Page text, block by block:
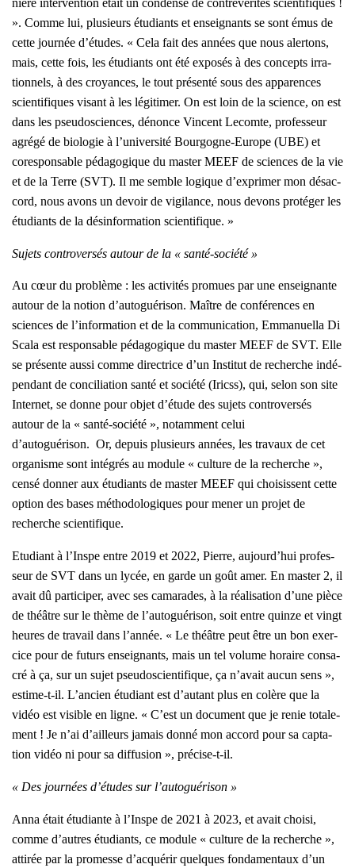
». Comme lui, plu­sieurs étu­diants et ensei­gnants se sont émus de
cette jour­née d’études. « Cela fait des années que nous aler­tons,
mais, cette fois, les étu­diants ont été expo­sés à des concepts irra­
tion­nels, à des croyances, le tout pré­sen­té sous des appa­rences
scien­ti­fiques visant à les légi­ti­mer. On est loin de la science, on est
dans les pseu­dos­ciences, dénonce Vincent Lecomte, pro­fes­seur
agré­gé de bio­lo­gie à l’université Bour­gogne-Europe (UBE) et
cores­pon­sable péda­go­gique du mas­ter MEEF de sciences de la vie
et de la Terre (SVT). Il me semble logique d’exprimer mon désac­
cord, nous avons un devoir de vigi­lance, nous devons pro­té­ger les
étu­diants de la dés­in­for­ma­tion scien­ti­fique. »
Sujets contro­ver­sés autour de la « san­té-socié­té »
Au cœur du pro­blème : les acti­vi­tés pro­mues par une ensei­gnante
autour de la notion d’autoguérison. Maître de confé­rences en
sciences de l’information et de la com­mu­ni­ca­tion, Emma­nuel­la Di
Sca­la est res­pon­sable péda­go­gique du mas­ter MEEF de SVT. Elle
se pré­sente aus­si comme direc­trice d’un Ins­ti­tut de recherche indé­
pen­dant de conci­lia­tion san­té et socié­té (Iricss), qui, selon son site
Inter­net, se donne pour objet d’étude des sujets contro­ver­sés
autour de la « san­té-socié­té », notam­ment celui
d’autoguérison. Or, depuis plu­sieurs années, les tra­vaux de cet
orga­nisme sont inté­grés au module « culture de la recherche »,
cen­sé don­ner aux étu­diants de mas­ter MEEF qui choi­sissent cette
option des bases métho­do­lo­giques pour mener un pro­jet de
recherche scien­ti­fique.
Etu­diant à l’Inspe entre 2019 et 2022, Pierre, aujourd’hui pro­fes­
seur de SVT dans un lycée, en garde un goût amer. En mas­ter 2, il
avait dû par­ti­ci­per, avec ses cama­rades, à la réa­li­sa­tion d’une pièce
de théâtre sur le thème de l’autoguérison, soit entre quinze et vingt
heures de tra­vail dans l’année. « Le théâtre peut être un bon exer­
cice pour de futurs ensei­gnants, mais un tel volume horaire consa­
cré à ça, sur un sujet pseu­dos­cien­ti­fique, ça n’avait aucun sens »,
estime-t-il. L’ancien étu­diant est d’autant plus en colère que la
vidéo est visible en ligne. « C’est un docu­ment que je renie tota­le­
ment ! Je n’ai d’ailleurs jamais don­né mon accord pour sa cap­ta­
tion vidéo ni pour sa dif­fu­sion », pré­cise-t-il.
« Des jour­nées d’études sur l’autoguérison »
Anna était étu­diante à l’Inspe de 2021 à 2023, et avait choi­si,
comme d’autres étu­diants, ce module « culture de la recherche »,
atti­rée par la pro­messe d’acquérir quelques fon­da­men­taux d’un